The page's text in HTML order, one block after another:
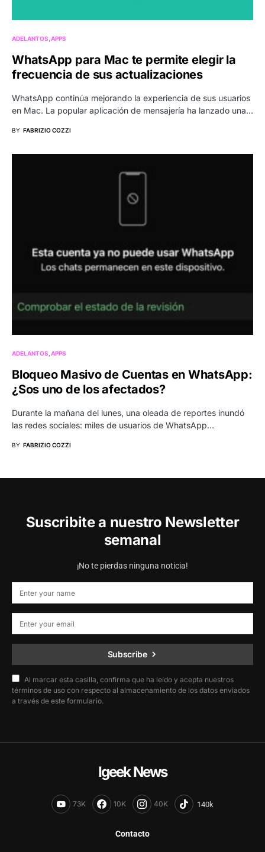
ADELANTOS APPS
WhatsApp para Mac te permite elegir la
frecuencia de sus actualizaciones
WhatsApp continúa mejorando la experiencia de sus usuarios
en Mac. La popular aplicación de mensajería ha lanzado una…
BY FABRIZIO COZZI
ADELANTOS APPS
Bloqueo Masivo de Cuentas en WhatsApp:
¿Sos uno de los afectados?
Durante la mañana del lunes, una oleada de reportes inundó
las redes sociales: miles de usuarios de WhatsApp…
BY FABRIZIO COZZI
Suscribite a nuestro Newsletter
semanal
¡No te pierdas ninguna noticia!
Subscribe
Al marcar esta casilla, confirma que ha leído y acepta nuestros
términos de uso con respecto al almacenamiento de los datos enviados
a través de este formulario.
Igeek News
73K 10K 40K
Contacto